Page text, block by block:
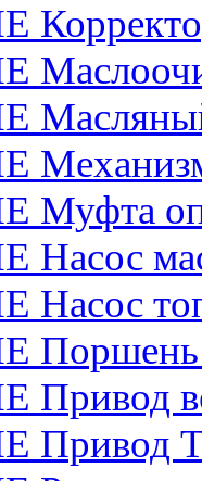
Масляный
Муфта
Насос
Насос
Поршень
Привод
Привод